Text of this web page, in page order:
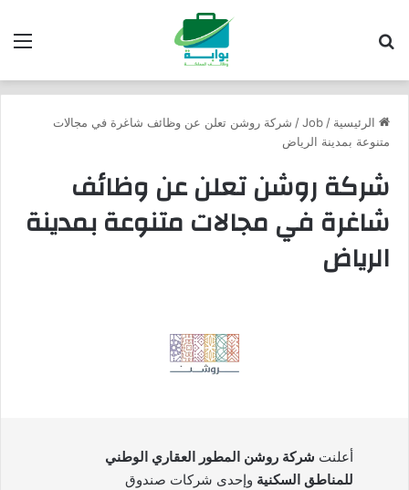
الرئيسية /
Job
/ شركة روشن تعلن عن وظائف شاغرة في مجالات
متنوعة بمدينة الرياض
شركة روشن تعلن عن وظائف
شاغرة في مجالات متنوعة بمدينة
الرياض
أعلنت شركة روشن المطور العقاري الوطني
للمناطق السكنية وإحدى شركات صندوق